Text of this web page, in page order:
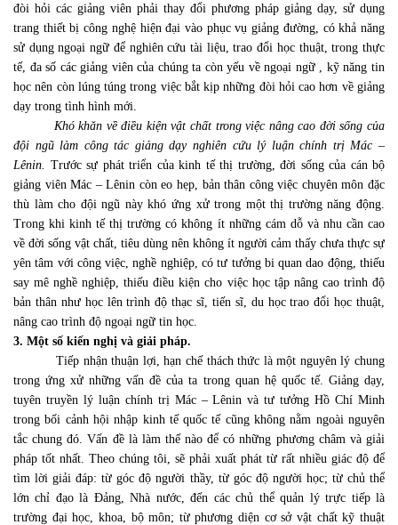
đòi hỏi các giảng viên phải thay đổi phương pháp giảng dạy, sử dụng
trang thiết bị công nghệ hiện đại vào phục vụ giảng đường, có khả năng
sử dụng ngoại ngữ để nghiên cứu tài liệu, trao đổi học thuật, trong thực
tế, đa số các giảng viên của chúng ta còn yếu về ngoại ngữ , kỹ năng tin
học nên còn lúng túng trong việc bắt kịp những đòi hỏi cao hơn về giảng
dạy trong tình hình mới.
Khó khăn về điều kiện vật chất trong việc nâng cao đời sống của
đội ngũ làm công tác giảng dạy nghiên cứu lý luận chính trị Mác –
Lênin.
Trước sự phát triển của kinh tế thị trường, đời sống của cán bộ
giảng viên Mác – Lênin còn eo hẹp, bản thân công việc chuyên môn đặc
thù làm cho đội ngũ này khó ứng xử trong một thị trường năng động.
Trong khi kinh tế thị trường có không ít những cám dỗ và nhu cần cao
về đời sống vật chất, tiêu dùng nên không ít người cảm thấy chưa thực sự
yên tâm với công việc, nghề nghiệp, có tư tưởng bi quan dao động, thiếu
say mê nghề nghiệp, thiếu điều kiện cho việc học tập nâng cao trình độ
bản thân như học lên trình độ thạc sĩ, tiến sĩ, du học trao đổi học thuật,
nâng cao trình độ ngoại ngữ tin học.
3. Một số kiến nghị và giải pháp.
Tiếp nhận thuận lợi, hạn chế thách thức là một nguyên lý chung
trong ứng xử những vấn đề của ta trong quan hệ quốc tế. Giảng dạy,
tuyên truyền lý luận chính trị Mác – Lênin và tư tưởng Hồ Chí Minh
trong bối cảnh hội nhập kinh tế quốc tế cũng không nằm ngoài nguyên
tắc chung đó. Vấn đề là làm thế nào để có những phương châm và giải
pháp tốt nhất. Theo chúng tôi, sẽ phải xuất phát từ rất nhiều giác độ để
tìm lời giải đáp: từ góc độ người thầy, từ góc độ người học; từ chủ thể
lớn chỉ đạo là Đảng, Nhà nước, đến các chủ thể quản lý trực tiếp là
trường đại học, khoa, bộ môn; từ phương diện cơ sở vật chất kỹ thuật